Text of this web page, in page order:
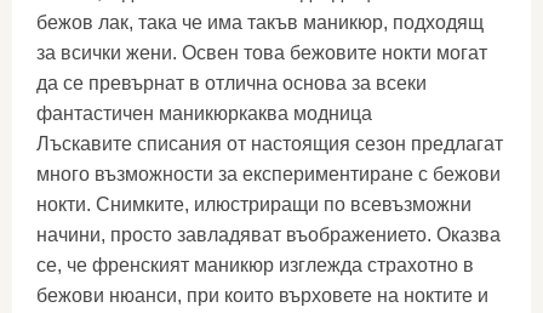
бежов лак, така че има такъв маникюр, подходящ
за всички жени. Освен това бежовите нокти могат
да се превърнат в отлична основа за всеки
фантастичен маникюркаква модница
Лъскавите списания от настоящия сезон предлагат
много възможности за експериментиране с бежови
нокти. Снимките, илюстриращи по всевъзможни
начини, просто завладяват въображението. Оказва
се, че френският маникюр изглежда страхотно в
бежови нюанси, при които върховете на ноктите и